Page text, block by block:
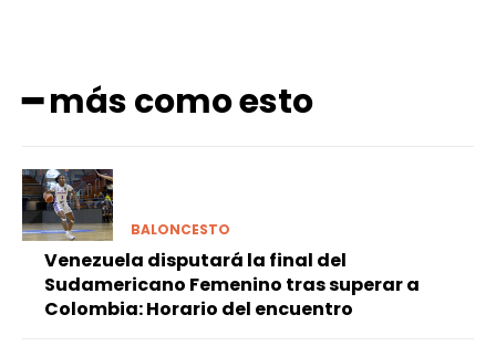
━ más como esto
BALONCESTO
Venezuela disputará la final del
Sudamericano Femenino tras superar a
Colombia: Horario del encuentro